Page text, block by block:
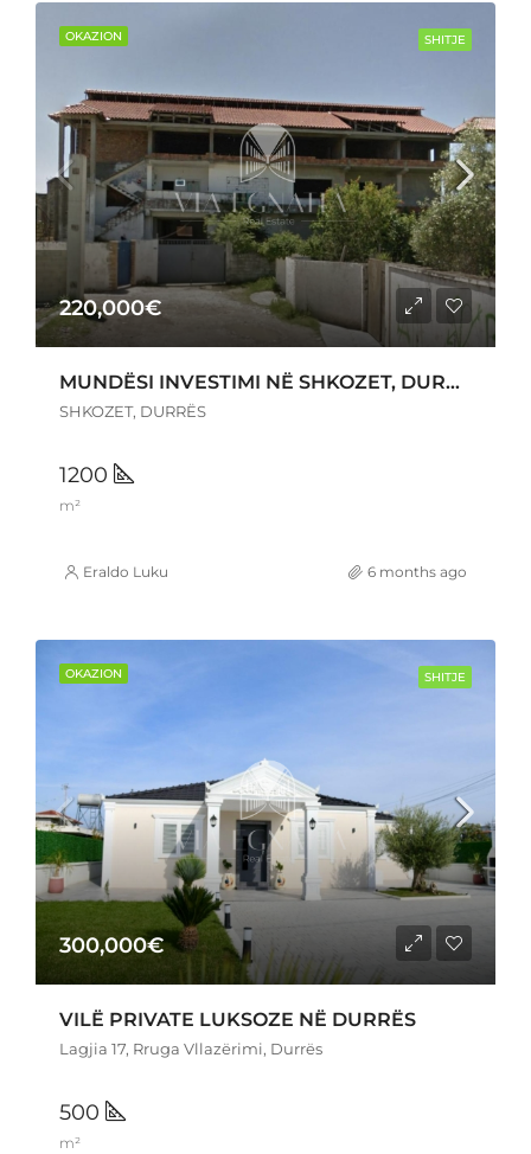
OKAZION SHITJE
220,000€
MUNDËSI INVESTIMI NË SHKOZET, DURRËS
SHKOZET, DURRËS
1200
m²
Eraldo Luku 6 months ago
OKAZION SHITJE
300,000€
VILË PRIVATE LUKSOZE NË DURRËS
Lagjia 17, Rruga Vllazërimi, Durrës
500
m²